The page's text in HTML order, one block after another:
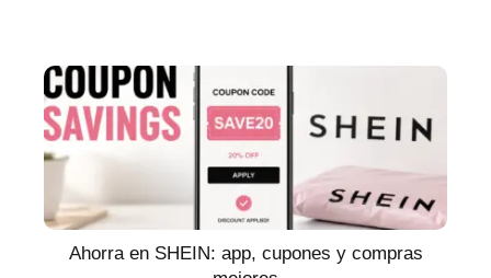
Ahorra en SHEIN: app, cupones y compras